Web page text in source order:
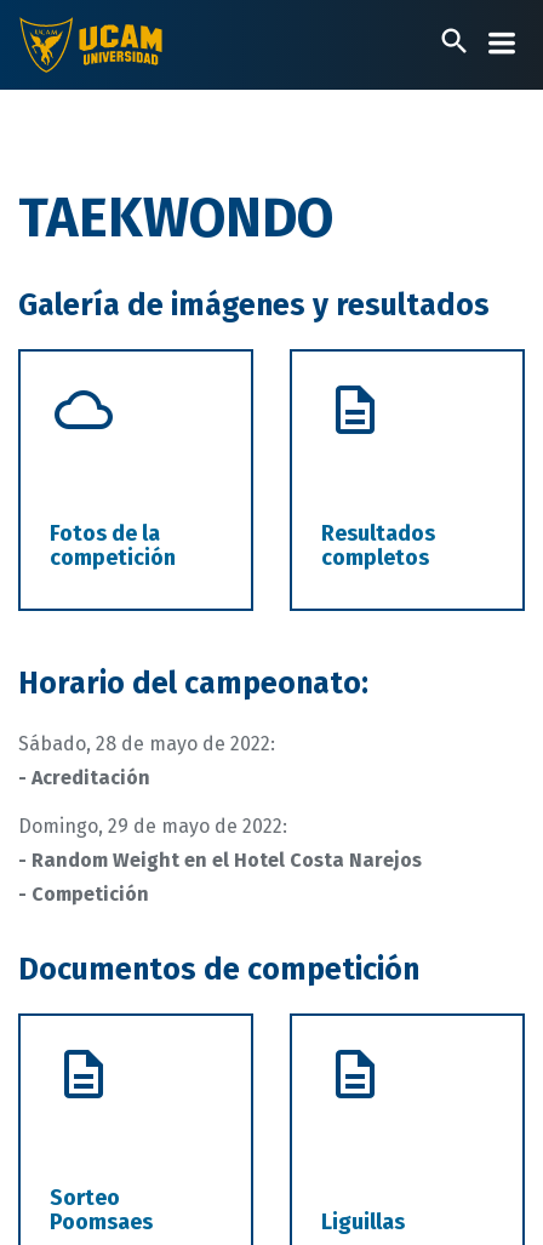
Pasar
contenido
principal
TAEKWONDO
Galería de imágenes y resultados
Fotos de la
competición
Resultados
completos
Horario del campeonato:
Sábado, 28 de mayo de 2022:
- Acreditación
Domingo, 29 de mayo de 2022:
- Random Weight en el Hotel Costa Narejos
- Competición
Documentos de competición
Sorteo
Poomsaes
Liguillas